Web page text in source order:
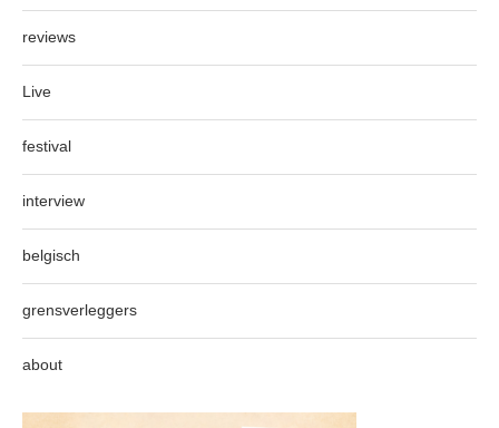
reviews
Live
festival
interview
belgisch
grensverleggers
about